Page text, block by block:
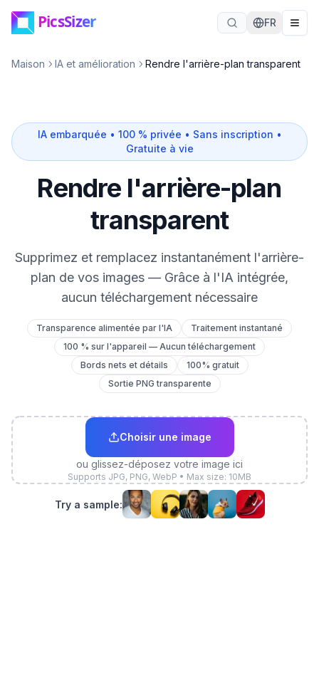
Passer au contenu principal
FR
Maison IA et amélioration Rendre l'arrière-plan transparent
IA embarquée • 100 % privée • Sans inscription •
Gratuite à vie
Rendre l'arrière-plan
transparent
Supprimez et remplacez instantanément l'arrière-
plan de vos images — Grâce à l'IA intégrée,
aucun téléchargement nécessaire
Transparence alimentée par l'IA
Traitement instantané
100 % sur l'appareil — Aucun téléchargement
Bords nets et détails
100% gratuit
Sortie PNG transparente
Choisir une image
ou glissez-déposez votre image ici
Supports JPG, PNG, WebP • Max size: 10MB
Try a sample: